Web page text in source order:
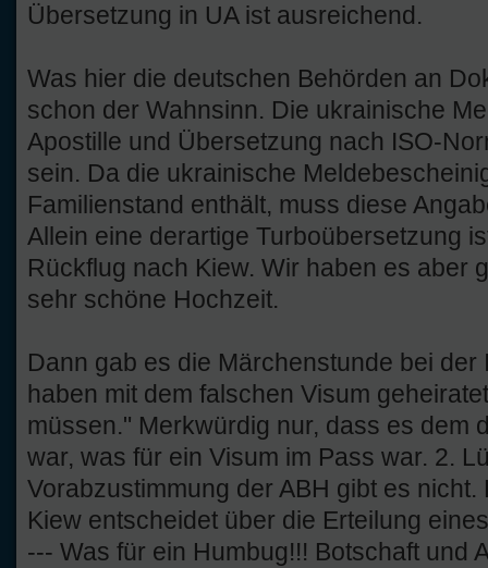
Übersetzung in UA ist ausreichend.
Was hier die deutschen Behörden an
schon der Wahnsinn. Die ukrainische
Apostille und Übersetzung nach ISO-
sein. Da die ukrainische
Familienstand enthält, muss diese
Allein eine derartige Turboübersetzung
Rückflug nach Kiew. Wir haben es aber
sehr schöne Hochzeit.
Dann gab es die Märchenstunde bei der
haben mit dem falschen Visum
müssen." Merkwürdig nur, dass es dem
war, was für ein Visum im Pass war. 2.
Vorabzustimmung der ABH gibt es
Kiew entscheidet über die Erteilung
--- Was für ein Humbug!!! Botschaft und